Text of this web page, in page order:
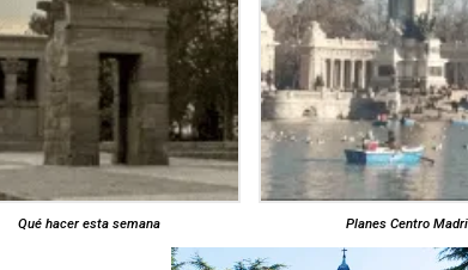
Qué hacer esta semana Planes Centro